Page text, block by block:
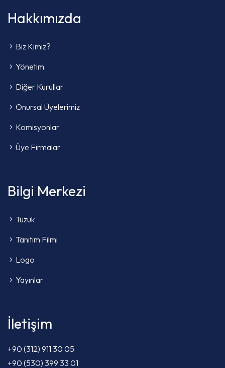
Hakkımızda
Biz Kimiz?
Yönetim
Diğer Kurullar
Onursal Üyelerimiz
Komisyonlar
Üye Firmalar
Bilgi Merkezi
Tüzük
Tanıtım Filmi
Logo
Yayınlar
İletişim
+90 (312) 911 30 05
+90 (530) 399 33 01